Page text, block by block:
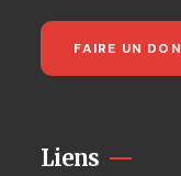
FAIRE UN DON
Liens